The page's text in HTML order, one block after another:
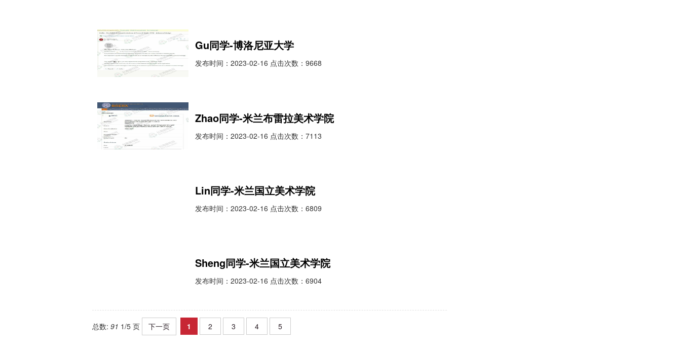
Gu同学-博洛尼亚大学
发布时间：2023-02-16 点击次数：9668
Zhao同学-米兰布雷拉美术学院
发布时间：2023-02-16 点击次数：7113
Lin同学-米兰国立美术学院
发布时间：2023-02-16 点击次数：6809
Sheng同学-米兰国立美术学院
发布时间：2023-02-16 点击次数：6904
总数: 91 1/5 页 下一页 1 2 3 4 5